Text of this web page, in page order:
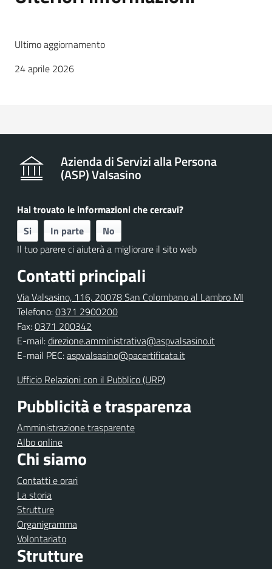
Ultimo aggiornamento
24 aprile 2026
Azienda di Servizi alla Persona
(ASP) Valsasino
Hai trovato le informazioni che cercavi?
Si
In parte
No
Il tuo parere ci aiuterà a migliorare il sito web
Contatti principali
Via Valsasino, 116, 20078 San Colombano al Lambro MI
Telefono:0371 2900200
Fax:0371 200342
E-mail:direzione.amministrativa@aspvalsasino.it
E-mail PEC:aspvalsasino@pacertificata.it
Ufficio Relazioni con il Pubblico (URP)
Pubblicità e trasparenza
Amministrazione trasparente
Albo online
Chi siamo
Contatti e orari
La storia
Strutture
Organigramma
Volontariato
Strutture